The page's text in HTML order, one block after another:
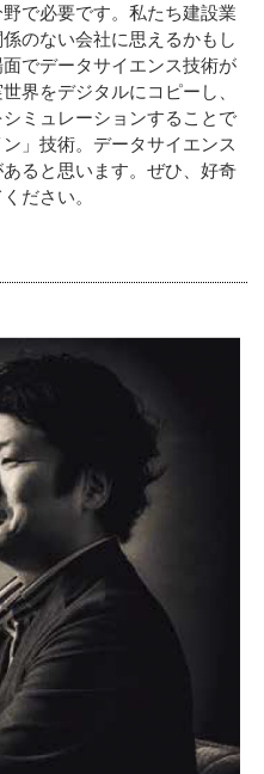
で必要です。私たち建設業
のない会社に思えるかもし
でデータサイエンス技術が
界をデジタルにコピー し、
ミュレーションすることで
」技術。データサイエンス
ると思います。ぜひ、好奇
ださい。